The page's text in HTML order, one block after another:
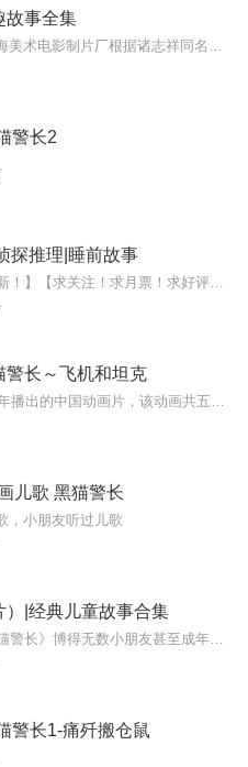
故事全集
警长2
探推理|睡前故事
警长～飞机和坦克
儿歌 黑猫警长
，小朋友听过儿歌
）|经典儿童故事合集
警长1-痛歼搬仓鼠